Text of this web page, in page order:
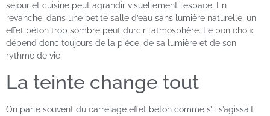
séjour et cuisine peut agrandir visuellement l’espace. En
revanche, dans une petite salle d’eau sans lumière naturelle, un
effet béton trop sombre peut durcir l’atmosphère. Le bon choix
dépend donc toujours de la pièce, de sa lumière et de son
rythme de vie.
La teinte change tout
On parle souvent du carrelage effet béton comme s’il s’agissait